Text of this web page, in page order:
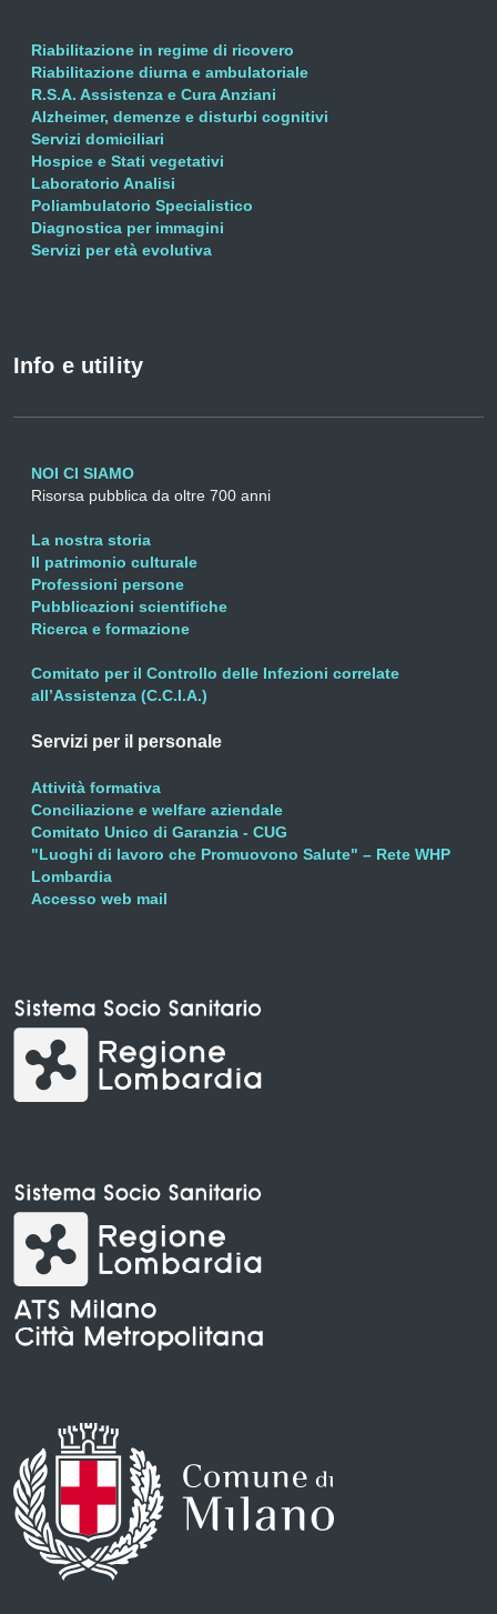
Riabilitazione in regime di ricovero
Riabilitazione diurna e ambulatoriale
R.S.A. Assistenza e Cura Anziani
Alzheimer, demenze e disturbi cognitivi
Servizi domiciliari
Hospice e Stati vegetativi
Laboratorio Analisi
Poliambulatorio Specialistico
Diagnostica per immagini
Servizi per età evolutiva
Info e utility
NOI CI SIAMO
Risorsa pubblica da oltre 700 anni
La nostra storia
Il patrimonio culturale
Professioni persone
Pubblicazioni scientifiche
Ricerca e formazione
Comitato per il Controllo delle Infezioni correlate
all’Assistenza (C.C.I.A.)
Servizi per il personale
Attività formativa
Conciliazione e welfare aziendale
Comitato Unico di Garanzia - CUG
"Luoghi di lavoro che Promuovono Salute" – Rete WHP
Lombardia
Accesso web mail